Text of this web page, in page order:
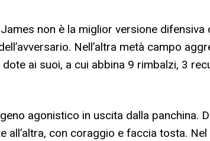
non è la miglior versione
Nell’altra metà campo
ai suoi, a cui abbina 9 rimbalzi, 3
agonistico in uscita dalla panchina.
all’altra, con coraggio e faccia tosta.